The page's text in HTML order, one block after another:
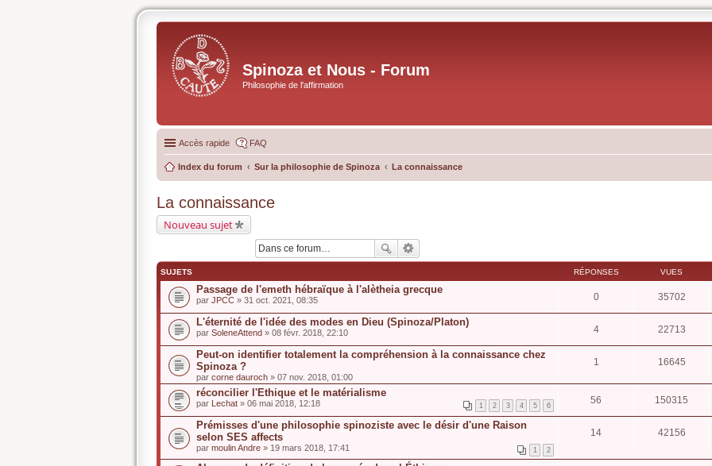
Spinoza et Nous - Forum
Philosophie de l'affirmation
Accès rapide FAQ
Index du forum Sur la philosophie de Spinoza La connaissance
La connaissance
Nouveau sujet
SUJETS RÉPONSES VUES
Passage de l'emeth hébraïque à l'alètheia grecque
par JPCC » 31 oct. 2021, 08:35 0 35702
L'éternité de l'idée des modes en Dieu (Spinoza/Platon)
par SoleneAttend » 08 févr. 2018, 22:10 4 22713
Peut-on identifier totalement la compréhension à la connaissance chez
Spinoza ?
par corne dauroch » 07 nov. 2018, 01:00
1 16645
réconcilier l'Ethique et le matérialisme
1 2 3 4 5 6
par Lechat » 06 mai 2018, 12:18 56 150315
Prémisses d'une philosophie spinoziste avec le désir d'une Raison
selon SES affects
1 2
par moulin Andre » 19 mars 2018, 17:41
14 42156